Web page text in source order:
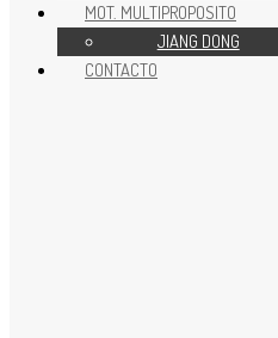
REPUESTOS MOTORES GX
MOT. MULTIPROPOSITO
JIANG DONG
CONTACTO